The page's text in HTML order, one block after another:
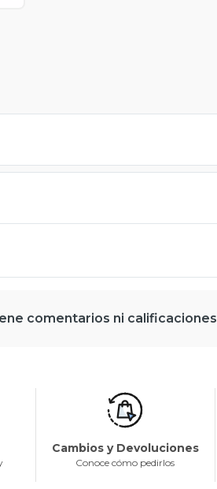
comentarios ni calificaciones
Cambios y Devoluciones
Conoce cómo pedirlos